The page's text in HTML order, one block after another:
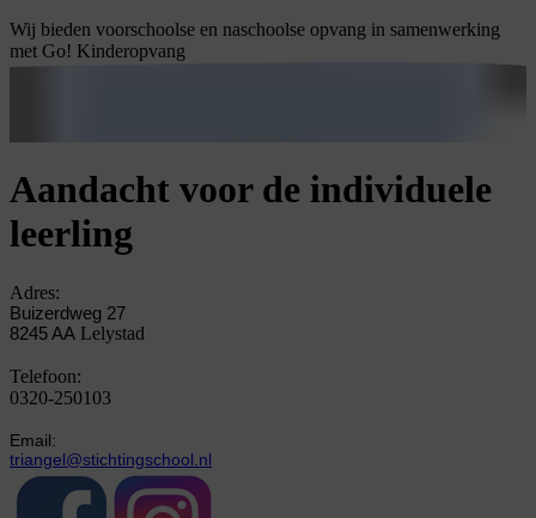
Wij bieden voorschoolse en naschoolse opvang in samenwerking
met Go! Kinderopvang
Aandacht voor de individuele
leerling
Adres:
Buizerdweg 27
8245 AA Lelystad
Telefoon:
0320-250103
Email:
triangel@stichtingschool.nl